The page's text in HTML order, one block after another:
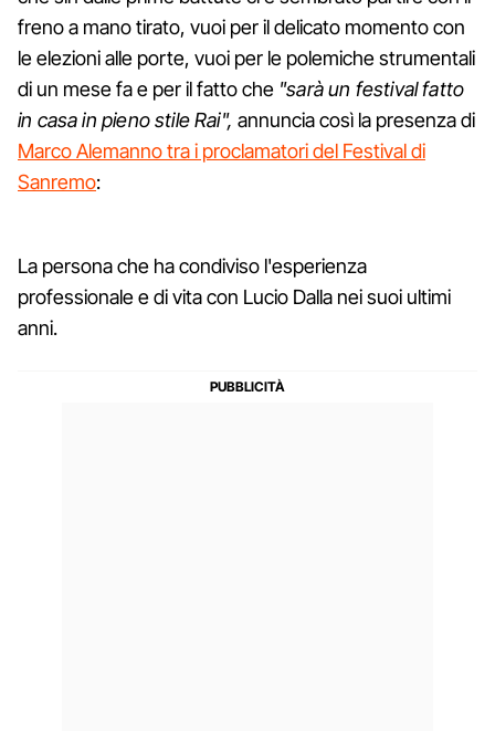
freno a mano tirato, vuoi per il delicato momento con
le elezioni alle porte, vuoi per le polemiche strumentali
di un mese fa e per il fatto che "sarà un festival fatto
in casa in pieno stile Rai",annuncia così la presenza di
Marco Alemanno tra i proclamatori del Festival di
Sanremo:
La persona che ha condiviso l'esperienza
professionale e di vita con Lucio Dalla nei suoi ultimi
anni.